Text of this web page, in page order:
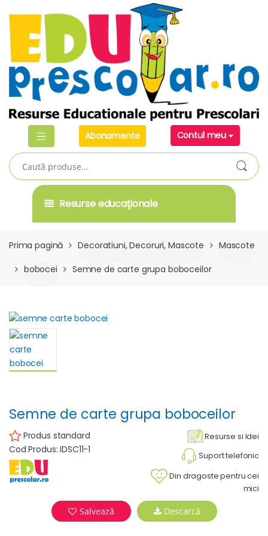
navigation
content
Abonamente
Contul meu
Caută
după:
Resurse educaţionale
Prima pagină Decoratiuni, Decoruri, Mascote
Mascote
bobocei
Semne de carte grupa boboceilor
Semne de carte grupa boboceilor
Resurse si Idei
Suport telefonic
Din dragoste pentru cei
mici
Produs standard
Cod Produs: IDSC11-1
Salvează Descarcă